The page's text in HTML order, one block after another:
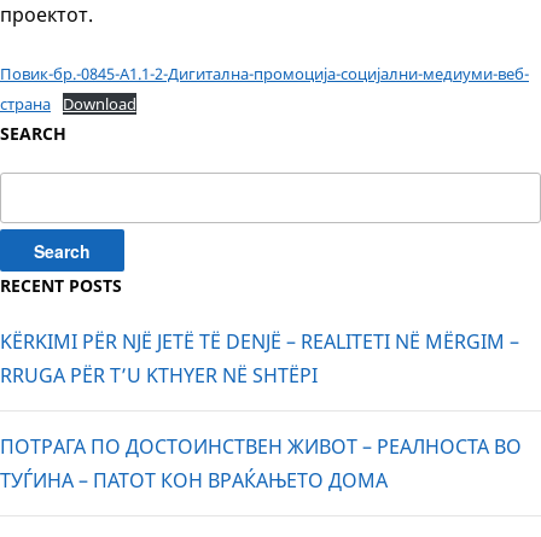
SEARCH
for:
RECENT POSTS
KËRKIMI PËR NJË JETË TË DENJË – REALITETI NË MËRGIM –
RRUGA PËR T’U KTHYER NË SHTËPI
ПОТРАГА ПО ДОСТОИНСТВЕН ЖИВОТ – РЕАЛНОСТА ВО
ТУЃИНА – ПАТОТ КОН ВРАЌАЊЕТО ДОМА
проектот.
Повик-бр.-0845-А1.1-2-Дигитална-промоција-социјални-медиуми-веб-
страна
Download